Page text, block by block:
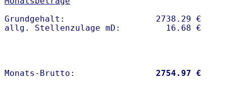
Grundgehalt:                  2738.29 €
Monats-Brutto: 2754.97 €